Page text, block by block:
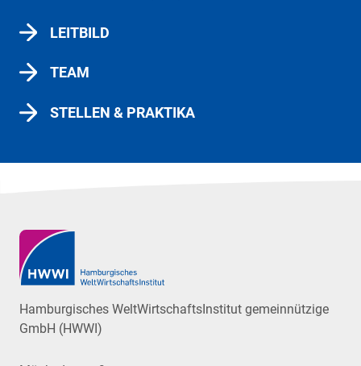
LEITBILD
TEAM
STELLEN & PRAKTIKA
Hamburgisches WeltWirtschaftsInstitut gemeinnützige
GmbH (HWWI)